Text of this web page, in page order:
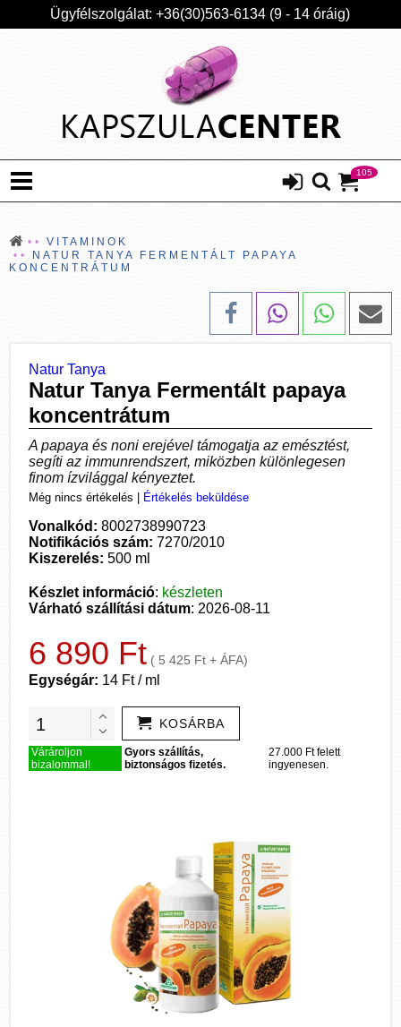
Ügyfélszolgálat: +36(30)563-6134 (9 - 14 óráig)
105
VITAMINOK
NATUR TANYA FERMENTÁLT PAPAYA
KONCENTRÁTUM
Natur Tanya
Natur Tanya Fermentált papaya
koncentrátum
A papaya és noni erejével támogatja az emésztést,
segíti az immunrendszert, miközben különlegesen
finom ízvilággal kényeztet.
Még nincs értékelés Értékelés beküldése
Vonalkód: 8002738990723
Notifikációs szám: 7270/2010
Kiszerelés: 500 ml
Készlet információ: készleten
Várható szállítási dátum: 2026-08-11
6 890 Ft ( 5 425 Ft + ÁFA)
Egységár: 14 Ft / ml
KOSÁRBA
Várároljon
bizalommal!
Gyors szállítás,
biztonságos fizetés.
27.000 Ft felett
ingyenesen.